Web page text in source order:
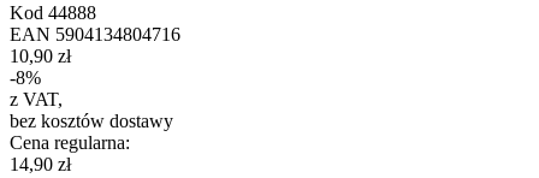
Kod 44888
EAN 5904134804716
10,90 zł
-8%
z VAT,
bez kosztów dostawy
Cena regularna:
14,90 zł